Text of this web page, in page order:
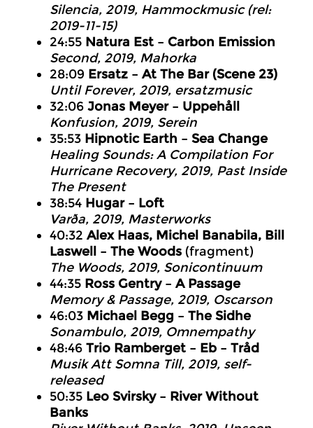
Silencia, 2019, Hammockmusic (rel:
2019-11-15)
24:55 Natura Est – Carbon Emission
Second, 2019, Mahorka
28:09 Ersatz – At The Bar (Scene 23)
Until Forever, 2019, ersatzmusic
32:06 Jonas Meyer – Uppehåll
Konfusion, 2019, Serein
35:53 Hipnotic Earth – Sea Change
Healing Sounds: A Compilation For
Hurricane Recovery, 2019, Past Inside
The Present
38:54 Hugar – Loft
Varða, 2019, Masterworks
40:32 Alex Haas, Michel Banabila, Bill
Laswell – The Woods (fragment)
The Woods, 2019, Sonicontinuum
44:35 Ross Gentry – A Passage
Memory & Passage, 2019, Oscarson
46:03 Michael Begg – The Sidhe
Sonambulo, 2019, Omnempathy
48:46 Trio Ramberget – Eb – Tråd
Musik Att Somna Till, 2019, self-
released
50:35 Leo Svirsky – River Without
Banks